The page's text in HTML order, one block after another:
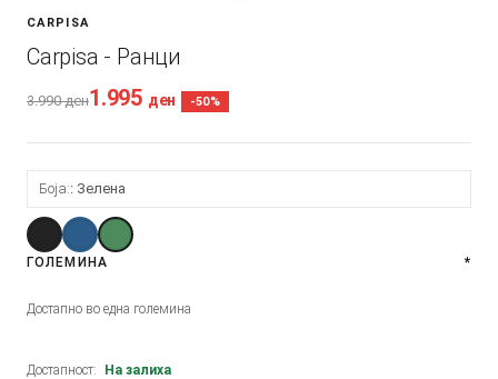
CARPISA
Carpisa - Ранци
3.990ден1.995 ден -50%
Боја: Зелена
ГОЛЕМИНА *
Достапно во една големина
Достапност: На залиха